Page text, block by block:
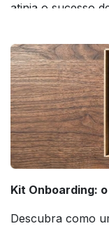
atinja o sucesso
Kit Onboarding:
Descubra como